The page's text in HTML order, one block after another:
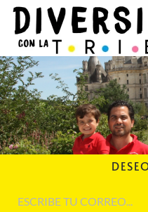
Skip to main content